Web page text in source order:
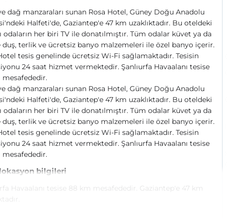
dağ manzaraları sunan Rosa Hotel, Güney Doğu Anadolu
Halfeti'de, Gaziantep'e 47 km uzaklıktadır. Bu oteldeki
odaların her biri TV ile donatılmıştır. Tüm odalar küvet ya da
duş, terlik ve ücretsiz banyo malzemeleri ile özel banyo içerir.
tesis genelinde ücretsiz Wi-Fi sağlamaktadır. Tesisin
24 saat hizmet vermektedir. Şanlıurfa Havaalanı tesise
dağ manzaraları sunan Rosa Hotel, Güney Doğu Anadolu
Halfeti'de, Gaziantep'e 47 km uzaklıktadır. Bu oteldeki
odaların her biri TV ile donatılmıştır. Tüm odalar küvet ya da
duş, terlik ve ücretsiz banyo malzemeleri ile özel banyo içerir.
tesis genelinde ücretsiz Wi-Fi sağlamaktadır. Tesisin
24 saat hizmet vermektedir. Şanlıurfa Havaalanı tesise
bilgileri
Havaalanı tesise 88 km mesafededir. Gaziantep'e 47 km